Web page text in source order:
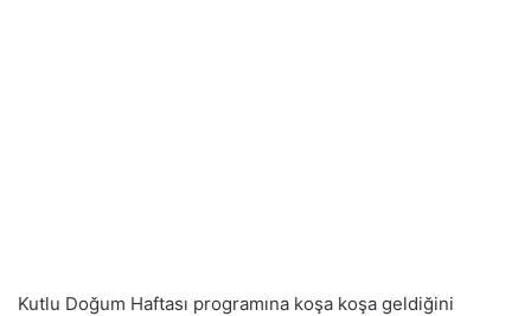
Kutlu Doğum Haftası programına koşa koşa geldiğini